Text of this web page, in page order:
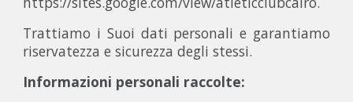
Trattiamo i Suoi dati personali e garantiamo
riservatezza e sicurezza degli stessi.
Informazioni personali raccolte: